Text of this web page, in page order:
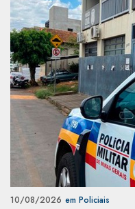
10/08/2026 em Policiais